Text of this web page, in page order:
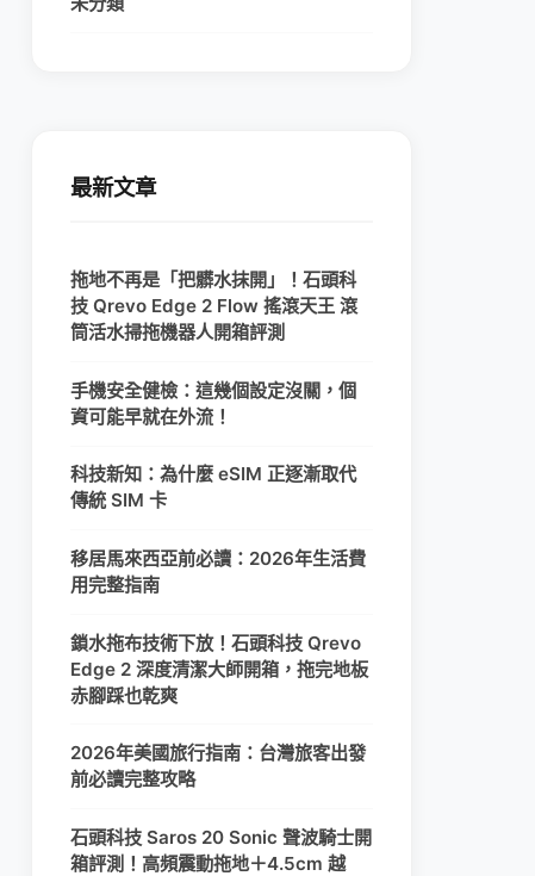
最新文章
拖地不再是「把髒水抹開」！石頭科
技 Qrevo Edge 2 Flow 搖滾天王 滾
筒活水掃拖機器人開箱評測
手機安全健檢：這幾個設定沒關，個
資可能早就在外流！
科技新知：為什麼 eSIM 正逐漸取代
傳統 SIM 卡
移居馬來西亞前必讀：2026年生活費
用完整指南
鎖水拖布技術下放！石頭科技 Qrevo
Edge 2 深度清潔大師開箱，拖完地板
赤腳踩也乾爽
2026年美國旅行指南：台灣旅客出發
前必讀完整攻略
石頭科技 Saros 20 Sonic 聲波騎士開
箱評測！高頻震動拖地＋4.5cm 越